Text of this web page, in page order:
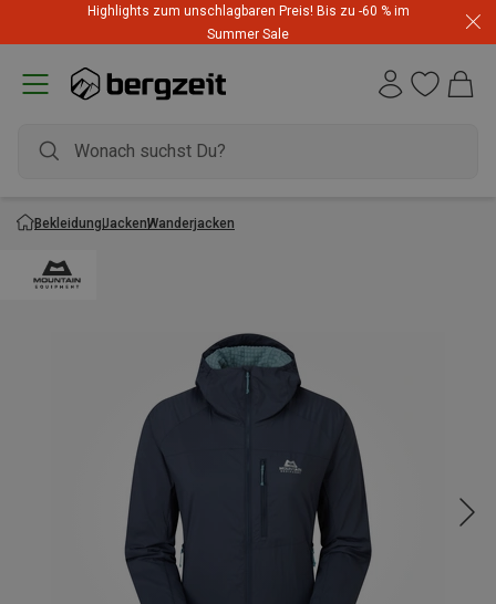
Highlights zum unschlagbaren Preis! Bis zu -60 % im
Summer Sale
BekleidungJackenWanderjacken